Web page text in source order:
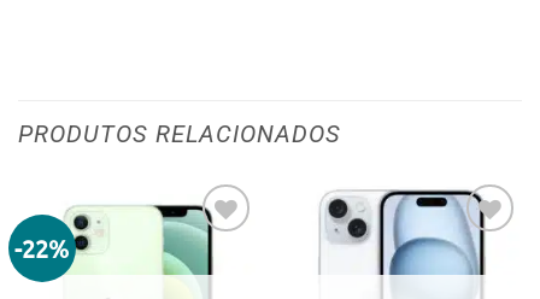
PRODUTOS RELACIONADOS
-22%
Adicionar
aos meus
Adicionar
aos meus